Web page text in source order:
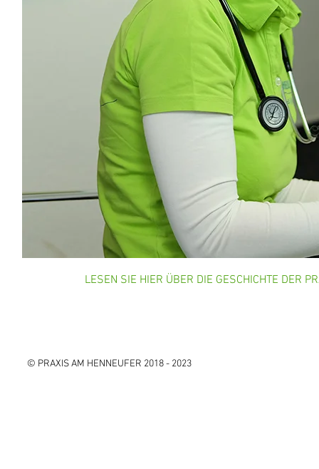
LESEN SIE HIER ÜBER DIE GESCHICHTE DER
© PRAXIS AM HENNEUFER 2018 - 2023